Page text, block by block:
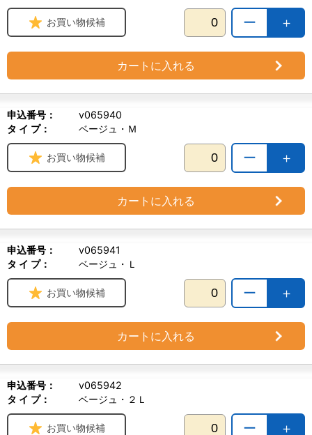
＋
ー
お買い物候補
カートに入れる
申込番号：
v065940
タ イ プ：
ベージュ・Ｍ
＋
ー
お買い物候補
カートに入れる
申込番号：
v065941
タ イ プ：
ベージュ・Ｌ
＋
ー
お買い物候補
カートに入れる
申込番号：
v065942
タ イ プ：
ベージュ・２Ｌ
＋
ー
お買い物候補